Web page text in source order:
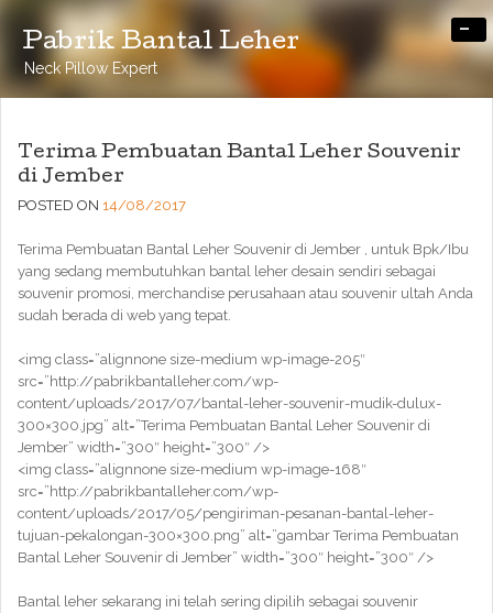
Pabrik Bantal Leher
Neck Pillow Expert
-
Terima Pembuatan Bantal Leher Souvenir
di Jember
POSTED ON 14/08/2017
Terima Pembuatan Bantal Leher Souvenir di Jember , untuk Bpk/Ibu
yang sedang membutuhkan bantal leher desain sendiri sebagai
souvenir promosi, merchandise perusahaan atau souvenir ultah Anda
sudah berada di web yang tepat.
<img class=”alignnone size-medium wp-image-205″
src=”http://pabrikbantalleher.com/wp-
content/uploads/2017/07/bantal-leher-souvenir-mudik-dulux-
300×300.jpg” alt=”Terima Pembuatan Bantal Leher Souvenir di
Jember” width=”300″ height=”300″ />
<img class=”alignnone size-medium wp-image-168″
src=”http://pabrikbantalleher.com/wp-
content/uploads/2017/05/pengiriman-pesanan-bantal-leher-
tujuan-pekalongan-300×300.png” alt=”gambar Terima Pembuatan
Bantal Leher Souvenir di Jember” width=”300″ height=”300″ />
Bantal leher sekarang ini telah sering dipilih sebagai souvenir